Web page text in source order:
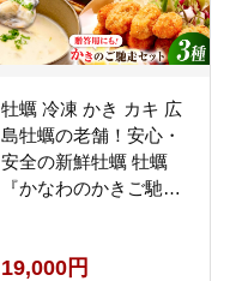
牡蠣 冷凍 かき カキ 広
島牡蠣の老舗！安心・
安全の新鮮牡蠣 牡蠣
『かなわのかきご馳走
ウダー / 揚げてるかき
19,000円